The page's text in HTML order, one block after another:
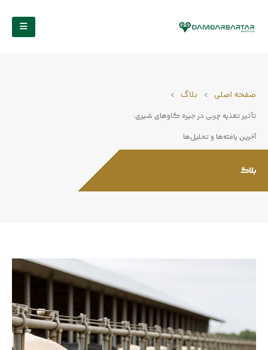
صفحه اصلی بلاگ
تأثیر تغذیه چربی در جیره گاوهای شیری:
آخرین یافته‌ها و تحلیل‌ها
بلاگ